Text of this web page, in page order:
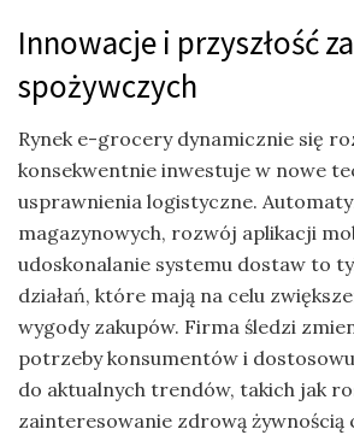
Innowacje i przyszłość
spożywczych
Rynek e-grocery dynamicznie się
konsekwentnie inwestuje w nowe
usprawnienia logistyczne.
magazynowych, rozwój aplikacji
udoskonalanie systemu dostaw to
działań, które mają na celu
wygody zakupów. Firma śledzi
potrzeby konsumentów i
do aktualnych trendów, takich jak
zainteresowanie zdrową